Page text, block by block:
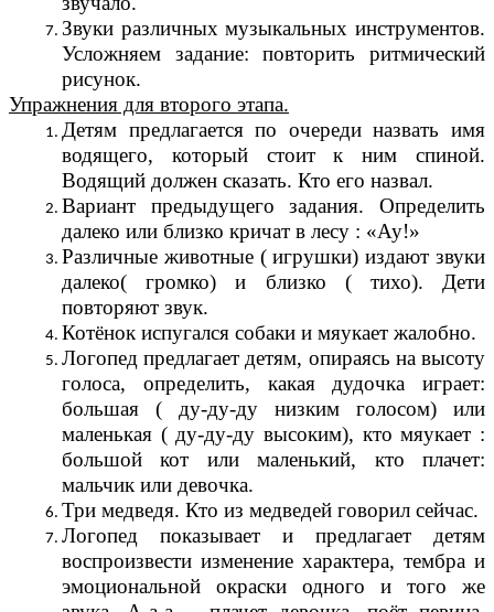
Звуки различных музыкальных инструментов.
Усложняем задание: повторить ритмический
рисунок.
Упражнения для второго этапа.
Детям предлагается по очереди назвать имя
водящего, который стоит к ним спиной.
Водящий должен сказать. Кто его назвал.
Вариант предыдущего задания. Определить
далеко или близко кричат в лесу : «Ау!»
Различные животные ( игрушки) издают звуки
далеко( громко) и близко ( тихо). Дети
повторяют звук.
Котёнок испугался собаки и мяукает жалобно.
Логопед предлагает детям, опираясь на высоту
голоса, определить, какая дудочка играет:
большая ( ду-ду-ду низким голосом) или
маленькая ( ду-ду-ду высоким), кто мяукает :
большой кот или маленький, кто плачет:
мальчик или девочка.
Три медведя. Кто из медведей говорил сейчас.
Логопед показывает и предлагает детям
воспроизвести изменение характера, тембра и
эмоциональной окраски одного и того же